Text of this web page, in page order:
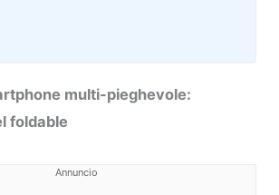
multi-pieghevole:
foldable
Annuncio